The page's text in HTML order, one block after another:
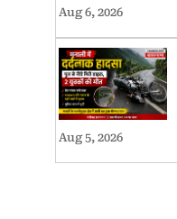
Aug 6, 2026
Aug 5, 2026